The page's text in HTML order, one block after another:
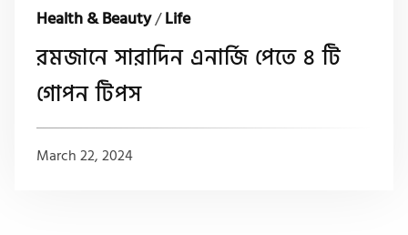
Health & Beauty/Life
রমজানে সারাদিন এনার্জি পেতে ৪ টি
গোপন টিপস
March 22, 2024